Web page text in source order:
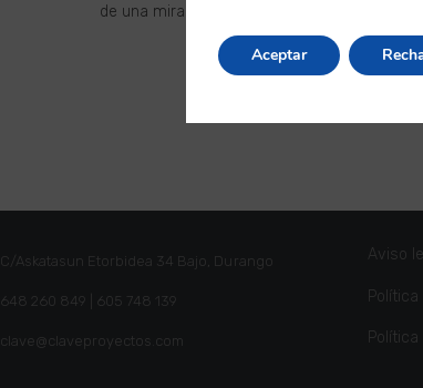
de una mirada creativa y profesional.
C/Askatasun Etorbidea 34 Bajo, Durango
648 260 849 | 605 748 139
clave@claveproyectos.com
Aviso
Aceptar